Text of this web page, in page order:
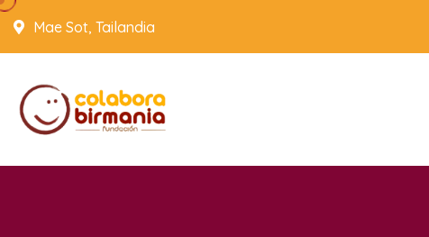
Mae Sot, Tailandia